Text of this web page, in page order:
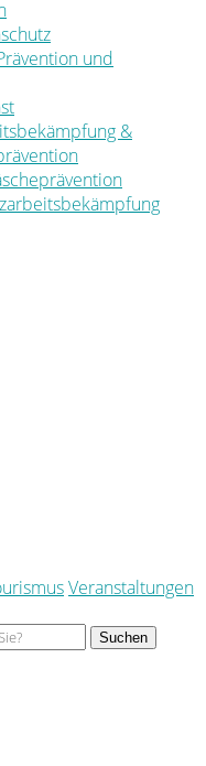
und
&
Veranstaltungen
Suchen